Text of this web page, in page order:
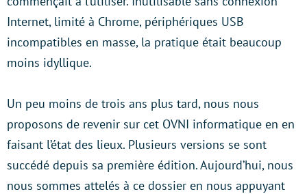
Internet, limité à Chrome, périphériques USB
incompatibles en masse, la pratique était beaucoup
moins idyllique.
Un peu moins de trois ans plus tard, nous nous
proposons de revenir sur cet OVNI informatique en en
faisant l’état des lieux. Plusieurs versions se sont
succédé depuis sa première édition. Aujourd’hui, nous
nous sommes attelés à ce dossier en nous appuyant